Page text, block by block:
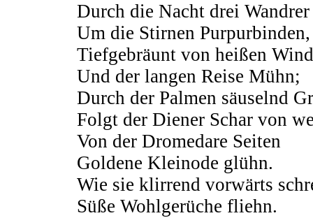
Durch die Nacht drei
Um die Stirnen Purpurbinden,
Tiefgebräunt von heißen
Und der langen Reise Mühn;
Durch der Palmen säuselnd
Folgt der Diener Schar von
Von der Dromedare Seiten
Goldene Kleinode glühn.
Wie sie klirrend vorwärts
Süße Wohlgerüche fliehn.